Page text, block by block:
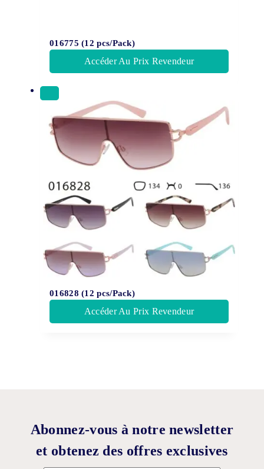
016775 (12 pcs/Pack)
Accéder Au Prix Revendeur
016828 (12 pcs/Pack)
Accéder Au Prix Revendeur
Abonnez-vous à notre newsletter
et obtenez des offres exclusives